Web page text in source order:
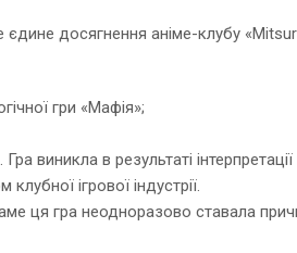
досягнення аніме-клубу
гри «Мафія»;
виникла в результаті
ігрової індустрії.
ця гра неодноразово ставала